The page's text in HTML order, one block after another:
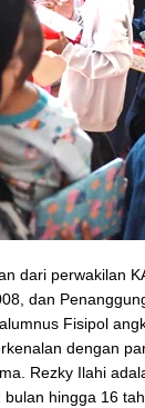
dari perwakilan
dan
Fisipol
dengan
Rezky Ilahi
hingga 16